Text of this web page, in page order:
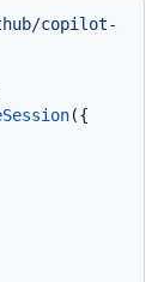
copilot-
({